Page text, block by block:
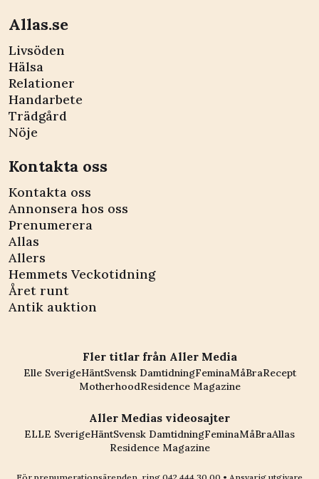
Allas.se
Livsöden
Hälsa
Relationer
Handarbete
Trädgård
Nöje
Kontakta oss
Kontakta oss
Annonsera hos oss
Prenumerera
Allas
Allers
Hemmets Veckotidning
Året runt
Antik auktion
Fler titlar från Aller Media
Elle SverigeHäntSvensk DamtidningFeminaMåBraRecept
MotherhoodResidence Magazine
Aller Medias videosajter
ELLE SverigeHäntSvensk DamtidningFeminaMåBraAllas
Residence Magazine